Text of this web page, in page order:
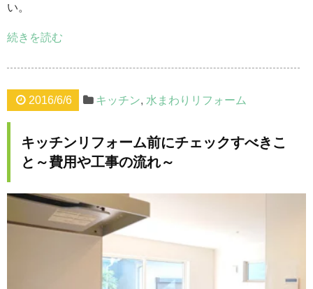
い。
続きを読む
2016/6/6 キッチン, 水まわりリフォーム
キッチンリフォーム前にチェックすべきこ
と～費用や工事の流れ～